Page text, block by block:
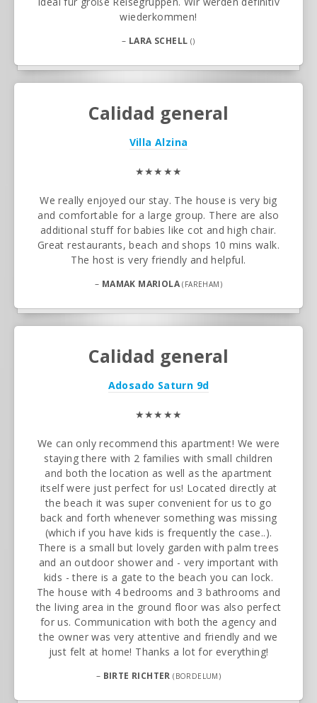
wiederkommen!
– LARA SCHELL ()
Calidad general
Villa Alzina
★★★★★
We really enjoyed our stay. The house is very big
and comfortable for a large group. There are also
additional stuff for babies like cot and high chair.
Great restaurants, beach and shops 10 mins walk.
The host is very friendly and helpful.
– MAMAK MARIOLA (FAREHAM)
Calidad general
Adosado Saturn 9d
★★★★★
We can only recommend this apartment! We were
staying there with 2 families with small children
and both the location as well as the apartment
itself were just perfect for us! Located directly at
the beach it was super convenient for us to go
back and forth whenever something was missing
(which if you have kids is frequently the case..).
There is a small but lovely garden with palm trees
and an outdoor shower and - very important with
kids - there is a gate to the beach you can lock.
The house with 4 bedrooms and 3 bathrooms and
the living area in the ground floor was also perfect
for us. Communication with both the agency and
the owner was very attentive and friendly and we
just felt at home! Thanks a lot for everything!
– BIRTE RICHTER (BORDELUM)